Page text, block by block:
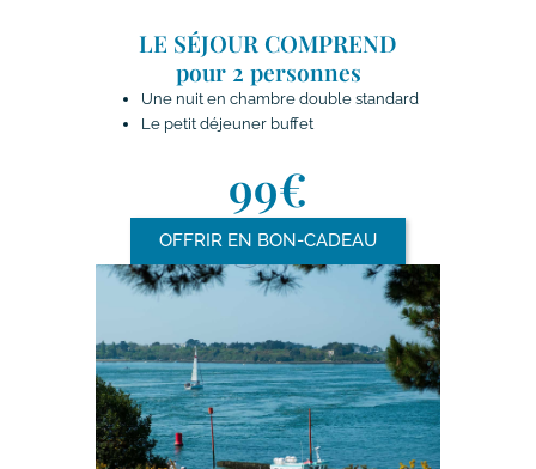
LE SÉJOUR COMPREND
pour 2 personnes
Une nuit en chambre double standard
Le petit déjeuner buffet
99€
OFFRIR EN BON-CADEAU